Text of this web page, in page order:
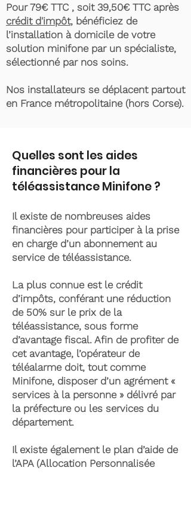
Pour 79€ TTC , soit 39,50€ TTC après
crédit d'impôt, bénéficiez de
l’installation à domicile de votre
solution minifone par un spécialiste,
sélectionné par nos soins.
Nos installateurs se déplacent partout
en France métropolitaine (hors Corse).
Quelles sont les aides
financières pour la
téléassistance Minifone ?
Il existe de nombreuses aides
financières pour participer à la prise
en charge d’un abonnement au
service de téléassistance.
La plus connue est le crédit
d’impôts, conférant une réduction
de 50% sur le prix de la
téléassistance, sous forme
d’avantage fiscal. Afin de profiter de
cet avantage, l’opérateur de
téléalarme doit, tout comme
Minifone, disposer d’un agrément «
services à la personne » délivré par
la préfecture ou les services du
département.
Il existe également le plan d’aide de
l’APA (Allocation Personnalisée